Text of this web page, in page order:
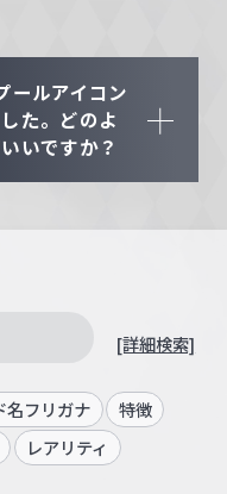
ールアイコン
た。どのよ
いですか？
[詳細検索]
名フリガナ
特徴
レアリティ